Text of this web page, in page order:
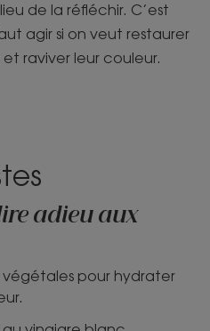
de la réfléchir. C’est
agir si on veut restaurer
raviver leur couleur.
adieu aux
pour hydrater